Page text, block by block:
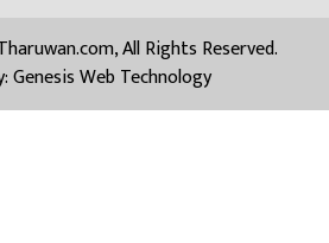
All Rights Reserved.
Genesis Web Technology